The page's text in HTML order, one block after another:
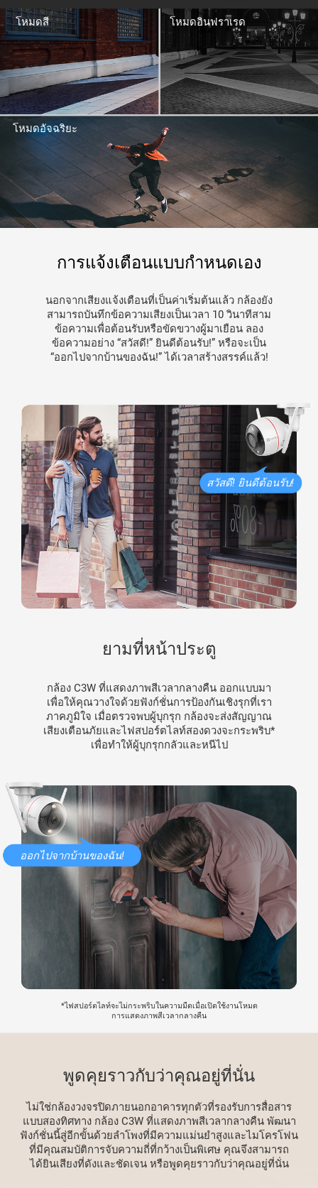
โหมดอินฟราเรด
โหมดสี
โหมดอัจฉริยะ
การแจ้งเตือนแบบกำหนดเอง
นอกจากเสียงแจ้งเตือนที่เป็นค่าเริ่มต้นแล้ว กล้องยัง
สามารถบันทึกข้อความเสียงเป็นเวลา 10 วินาทีสาม
ข้อความเพื่อต้อนรับหรือขัดขวางผู้มาเยือน ลอง
ข้อความอย่าง “สวัสดี!” ยินดีต้อนรับ!” หรือจะเป็น
“ออกไปจากบ้านของฉัน!” ได้เวลาสร้างสรรค์แล้ว!
สวัสดี! ยินดีต้อนรับ!
ออกไปจากบ้านของฉัน!
กล้อง C3W ที่แสดงภาพสีเวลากลางคืน ออกแบบมา
เพื่อให้คุณวางใจด้วยฟังก์ชั่นการป้องกันเชิงรุกที่เรา
ภาคภูมิใจ เมื่อตรวจพบผู้บุกรุก กล้องจะส่งสัญญาณ
เสียงเตือนภัยและไฟสปอร์ตไลท์สองดวงจะกระพริบ*
เพื่อทำให้ผู้บุกรุกกลัวและหนีไป
ยามที่หน้าประตู
*ไฟสปอร์ตไลท์จะไม่กระพริบในความมืดเมื่อเปิดใช้งานโหมด
การแสดงภาพสีเวลากลางคืน
ไม่ใช่กล้องวงจรปิดภายนอกอาคารทุกตัวที่รองรับการสื่อสาร
แบบสองทิศทาง กล้อง C3W ที่แสดงภาพสีเวลากลางคืน พัฒนา
ฟังก์ชั่นนี้สู่อีกขั้นด้วยลำโพงที่มีความแม่นยำสูงและไมโครโฟน
ที่มีคุณสมบัติการจับความถี่ที่กว้างเป็นพิเศษ คุณจึงสามารถ
ได้ยินเสียงที่ดังและชัดเจน หรือพูดคุยราวกับว่าคุณอยู่ที่นั่น
พูดคุยราวกับว่าคุณอยู่ที่นั่น